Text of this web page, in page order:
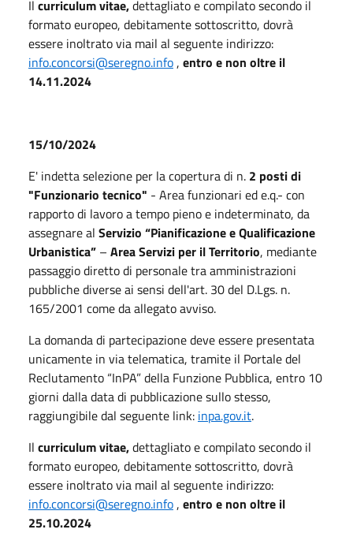
Il curriculum vitae,dettagliato e compilato secondo il
formato europeo, debitamente sottoscritto, dovrà
essere inoltrato via mail al seguente indirizzo:
info.concorsi@seregno.info , entro e non oltre il
14.11.2024
15/10/2024
E' indetta selezione per la copertura di n. 2 posti di
"Funzionario tecnico" - Area funzionari ed e.q.- con
rapporto di lavoro a tempo pieno e indeterminato, da
assegnare al Servizio “Pianificazione e Qualificazione
Urbanistica” – Area Servizi per il Territorio, mediante
passaggio diretto di personale tra amministrazioni
pubbliche diverse ai sensi dell'art. 30 del D.Lgs. n.
165/2001 come da allegato avviso.
La domanda di partecipazione deve essere presentata
unicamente in via telematica, tramite il Portale del
Reclutamento “InPA” della Funzione Pubblica, entro 10
giorni dalla data di pubblicazione sullo stesso,
raggiungibile dal seguente link: inpa.gov.it.
Il curriculum vitae,dettagliato e compilato secondo il
formato europeo, debitamente sottoscritto, dovrà
essere inoltrato via mail al seguente indirizzo:
info.concorsi@seregno.info , entro e non oltre il
25.10.2024